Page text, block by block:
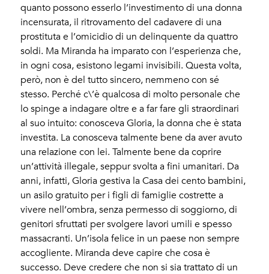
quanto possono esserlo l’investimento di una donna
incensurata, il ritrovamento del cadavere di una
prostituta e l’omicidio di un delinquente da quattro
soldi. Ma Miranda ha imparato con l’esperienza che,
in ogni cosa, esistono legami invisibili. Questa volta,
però, non è del tutto sincero, nemmeno con sé
stesso. Perché c\’è qualcosa di molto personale che
lo spinge a indagare oltre e a far fare gli straordinari
al suo intuito: conosceva Gloria, la donna che è stata
investita. La conosceva talmente bene da aver avuto
una relazione con lei. Talmente bene da coprire
un’attività illegale, seppur svolta a fini umanitari. Da
anni, infatti, Gloria gestiva la Casa dei cento bambini,
un asilo gratuito per i figli di famiglie costrette a
vivere nell’ombra, senza permesso di soggiorno, di
genitori sfruttati per svolgere lavori umili e spesso
massacranti. Un’isola felice in un paese non sempre
accogliente. Miranda deve capire che cosa è
successo. Deve credere che non si sia trattato di un